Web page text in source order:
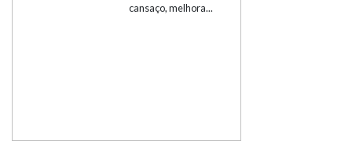
cansaço, melhora...